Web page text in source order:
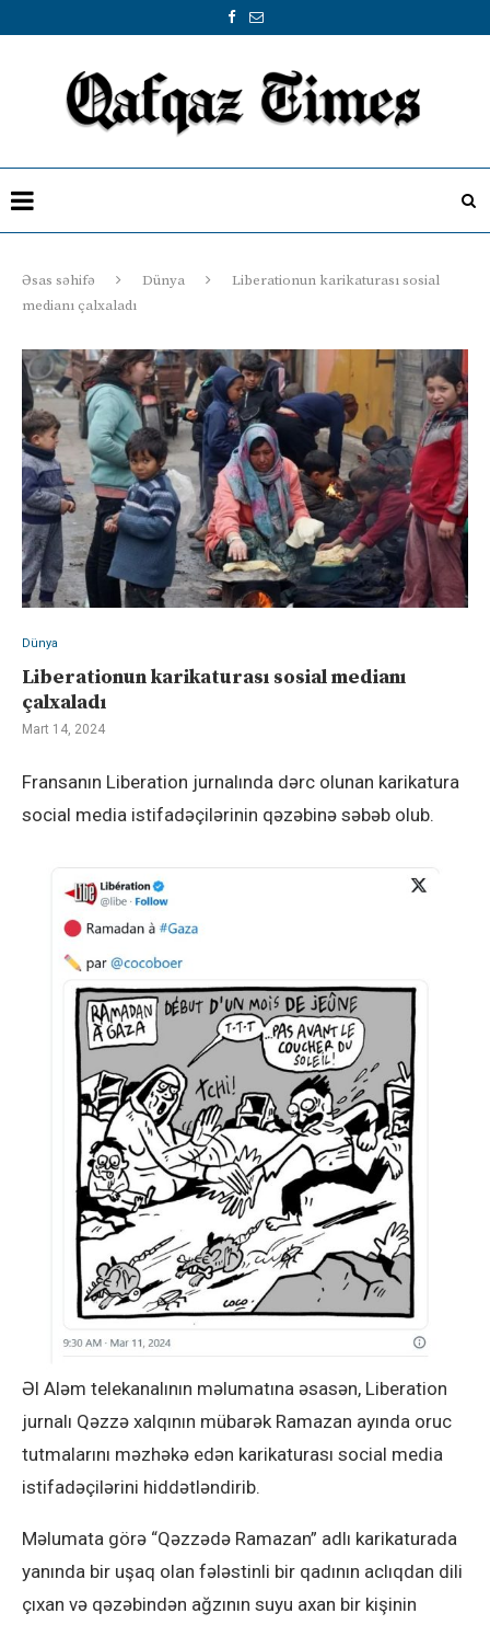
Əsas səhifə Dünya
Liberationun karikaturası sosial
medianı çalxaladı
Dünya
Liberationun karikaturası sosial medianı
çalxaladı
Mart 14, 2024
Fransanın Liberation jurnalında dərc olunan karikatura
social media istifadəçilərinin qəzəbinə səbəb olub.
Əl Aləm telekanalının məlumatına əsasən, Liberation
jurnalı Qəzzə xalqının mübarək Ramazan ayında oruc
tutmalarını məzhəkə edən karikaturası social media
istifadəçilərini hiddətləndirib.
Məlumata görə “Qəzzədə Ramazan” adlı karikaturada
yanında bir uşaq olan fələstinli bir qadının aclıqdan dili
çıxan və qəzəbindən ağzının suyu axan bir kişinin